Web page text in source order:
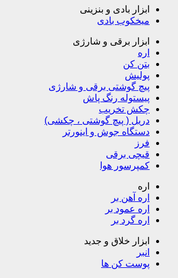
ابزار بادی و بنزینی
میخکوب بادی
ابزار برقی و شارژی
اره
بتن کن
پولیش
پیچ گوشتی برقی و شارژی
پیستوله رنگ پاش
چکش تخریب
دریل ( پیچ گوشتی ، چکشی)
دستگاه جوش و اینورتر
فرز
قیچی برقی
کمپرسور هوا
اره
اره آهن بر
اره عمود بر
اره گرد بر
ابزار خلاق و جدید
انبر
پوست کن ها